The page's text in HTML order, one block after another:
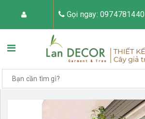
Gọi ngay: 0974781440
TRANG CHỦ VỀ LAN DECOR